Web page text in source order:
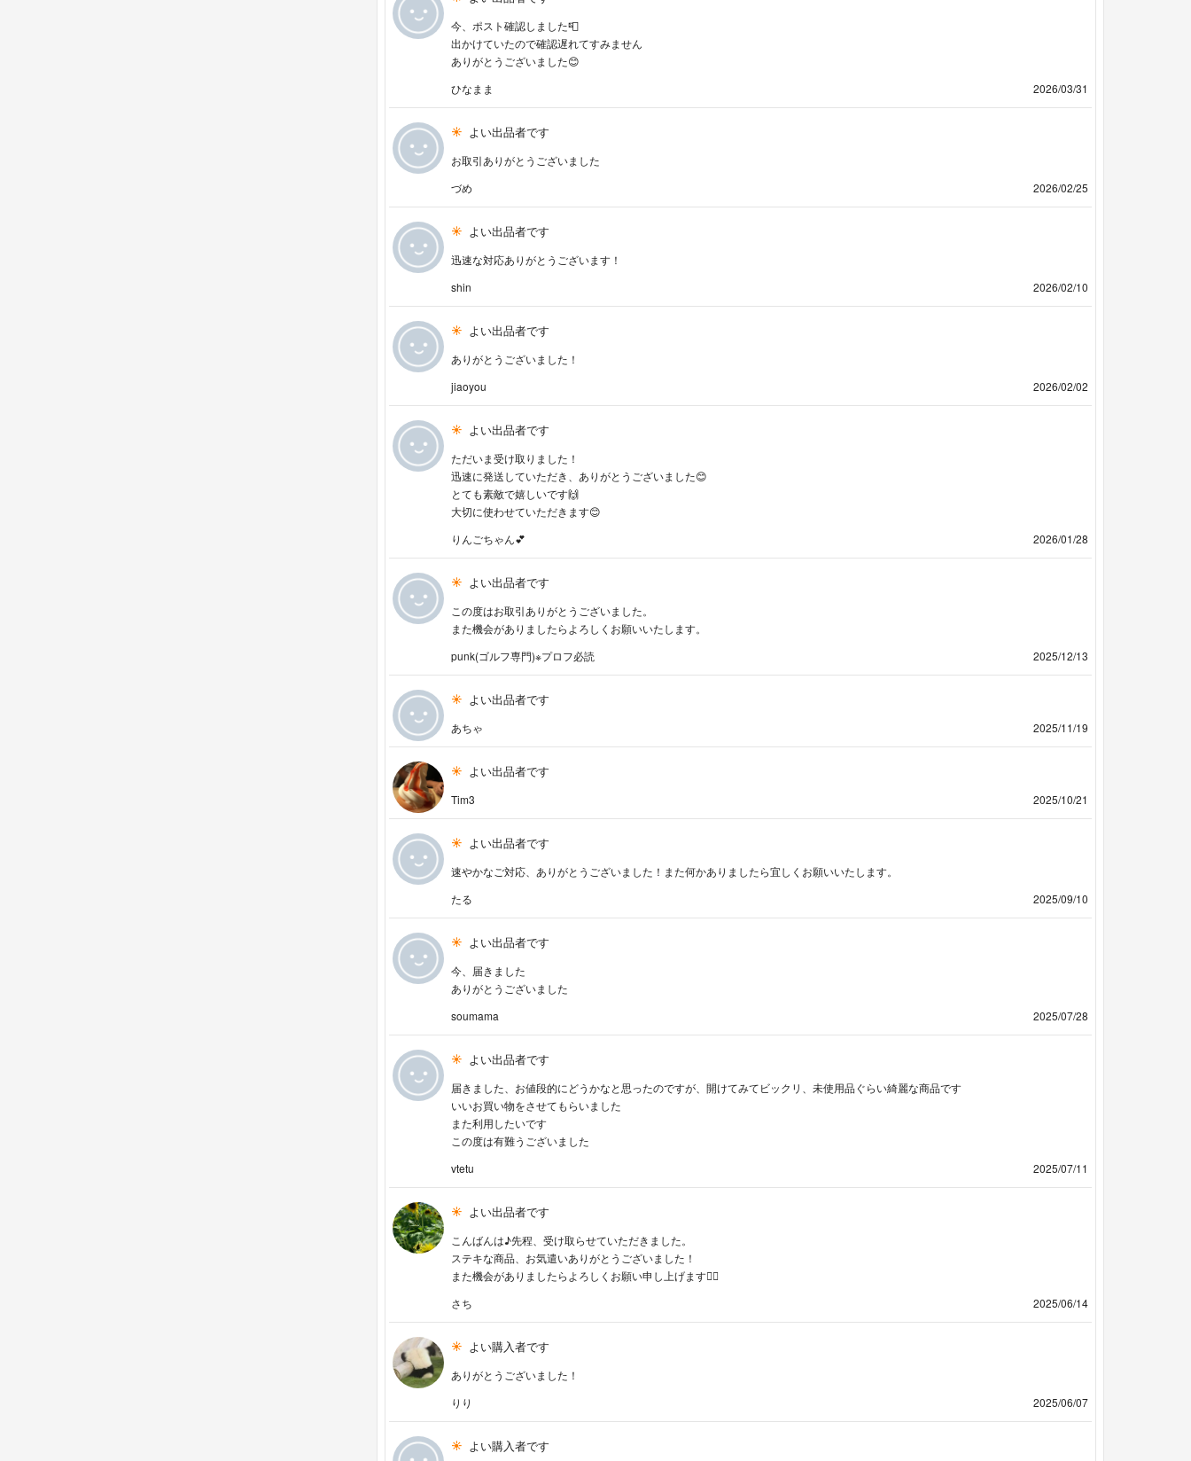
今、ポスト確認しました📮
出かけていたので確認遅れてすみません
ありがとうございました😊
ひなまま
2026/03/31
よい出品者です
お取引ありがとうございました
づめ
2026/02/25
よい出品者です
迅速な対応ありがとうございます！
shin
2026/02/10
よい出品者です
ありがとうございました！
jiaoyou
2026/02/02
よい出品者です
ただいま受け取りました！
迅速に発送していただき、ありがとうございました😊
とても素敵で嬉しいです🙌
大切に使わせていただきます😊
りんごちゃん💕
2026/01/28
よい出品者です
この度はお取引ありがとうございました。
また機会がありましたらよろしくお願いいたします。
punk(ゴルフ専門)※プロフ必読
2025/12/13
よい出品者です
あちゃ 2025/11/19
よい出品者です
Tim3 2025/10/21
よい出品者です
速やかなご対応、ありがとうございました！また何かありましたら宜しくお願いいたします。
たる
2025/09/10
よい出品者です
今、届きました
ありがとうございました
soumama
2025/07/28
よい出品者です
届きました、お値段的にどうかなと思ったのですが、開けてみてビックリ、未使用品ぐらい綺麗な商品です
いいお買い物をさせてもらいました
また利用したいです
この度は有難うございました
vtetu
2025/07/11
よい出品者です
こんばんは♪先程、受け取らせていただきました。
ステキな商品、お気遣いありがとうございました！
また機会がありましたらよろしくお願い申し上げます🙇‍♀️
さち
2025/06/14
よい購入者です
ありがとうございました！
りり
2025/06/07
よい購入者です